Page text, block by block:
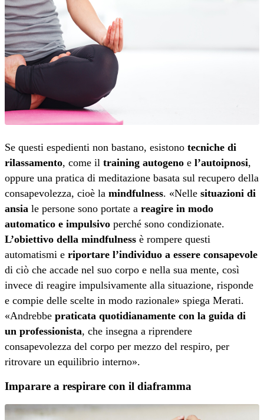
Se questi espedienti non bastano, esistono tecniche di
rilassamento, come il training autogeno e l’autoipnosi,
oppure una pratica di meditazione basata sul recupero della
consapevolezza, cioè la mindfulness. «Nelle situazioni di
ansia le persone sono portate a reagire in modo
automatico e impulsivo perché sono condizionate.
L’obiettivo della mindfulness è rompere questi
automatismi e riportare l’individuo a essere consapevole
di ciò che accade nel suo corpo e nella sua mente, così
invece di reagire impulsivamente alla situazione, risponde
e compie delle scelte in modo razionale» spiega Merati.
«Andrebbe praticata quotidianamente con la guida di
un professionista, che insegna a riprendere
consapevolezza del corpo per mezzo del respiro, per
ritrovare un equilibrio interno».
Imparare a respirare con il diaframma